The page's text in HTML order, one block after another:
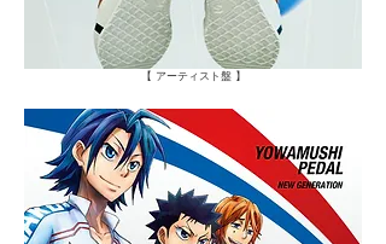
【 アーティスト盤 】